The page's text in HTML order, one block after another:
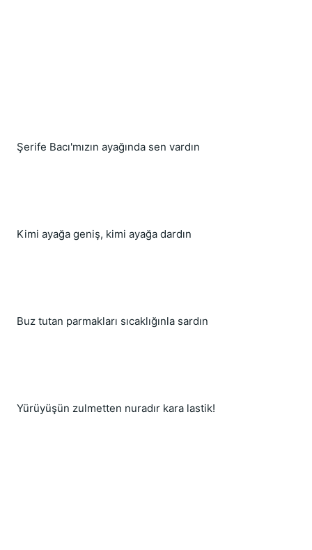
Şerife Bacı'mızın ayağında sen vardın
Kimi ayağa geniş, kimi ayağa dardın
Buz tutan parmakları sıcaklığınla sardın
Yürüyüşün zulmetten nuradır kara lastik!